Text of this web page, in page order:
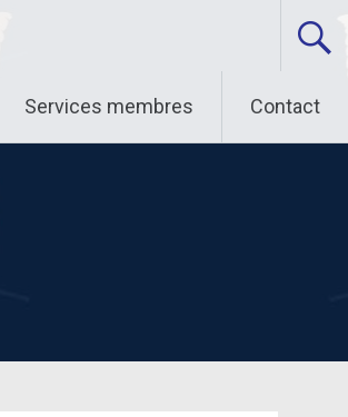
Services membres Contact